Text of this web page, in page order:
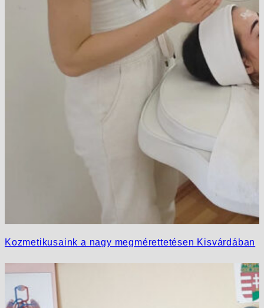
Kozmetikusaink a nagy megmérettetésen Kisvárdában